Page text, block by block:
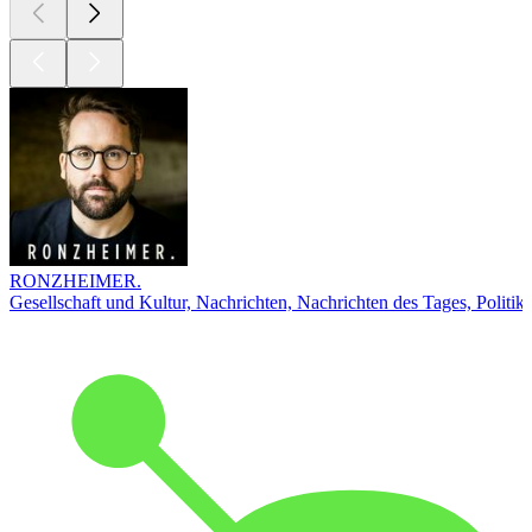
RONZHEIMER.
Gesellschaft und Kultur, Nachrichten, Nachrichten des Tages, Politik